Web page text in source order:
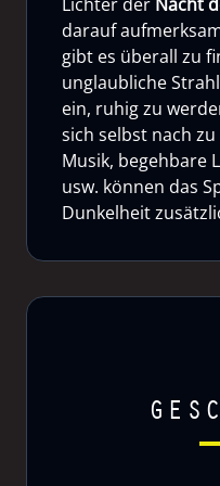
darauf
gibt es überall zu
unglaubliche
ein, ruhig zu
sich selbst nach
Musik, begehbare
usw. können das
Dunkelheit